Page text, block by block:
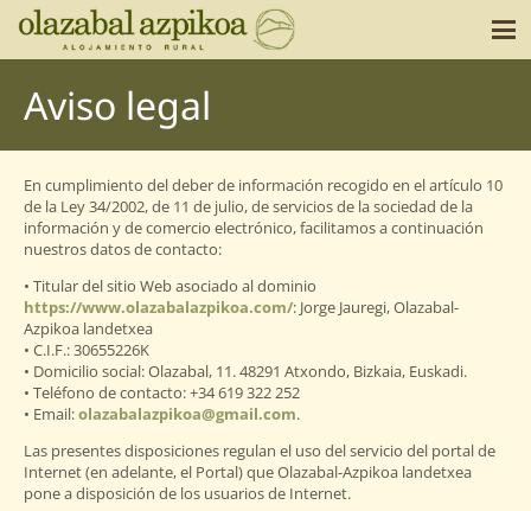
Aviso legal
En cumplimiento del deber de información recogido en el artículo 10
de la Ley 34/2002, de 11 de julio, de servicios de la sociedad de la
información y de comercio electrónico, facilitamos a continuación
nuestros datos de contacto:
• Titular del sitio Web asociado al dominio
https://www.olazabalazpikoa.com/: Jorge Jauregi, Olazabal-
Azpikoa landetxea
• C.I.F.:30655226K
• Domicilio social: Olazabal, 11. 48291 Atxondo, Bizkaia, Euskadi.
• Teléfono de contacto: +34 619 322 252
• Email:olazabalazpikoa@gmail.com.
Las presentes disposiciones regulan el uso del servicio del portal de
Internet (en adelante, el Portal) que Olazabal-Azpikoa landetxea
pone a disposición de los usuarios de Internet.